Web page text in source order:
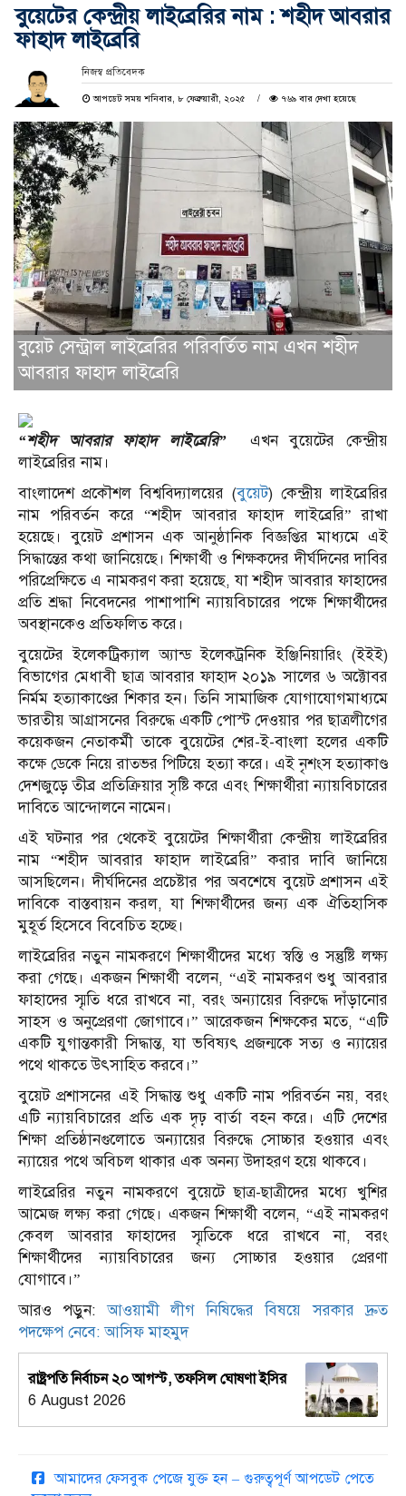
বুয়েটের কেন্দ্রীয় লাইব্রেরির নাম : শহীদ আবরার
ফাহাদ লাইব্রেরি
নিজস্ব প্রতিবেদক
আপডেট সময় শনিবার, ৮ ফেব্রুয়ারী, ২০২৫ ৭৬৯ বার দেখা হয়েছে
বুয়েট সেন্ট্রাল লাইব্রেরির পরিবর্তিত নাম এখন শহীদ
আবরার ফাহাদ লাইব্রেরি
“শহীদ আবরার ফাহাদ লাইব্রেরি” এখন বুয়েটের কেন্দ্রীয়
লাইব্রেরির নাম।
বাংলাদেশ প্রকৌশল বিশ্ববিদ্যালয়ের (বুয়েট) কেন্দ্রীয় লাইব্রেরির
নাম পরিবর্তন করে “শহীদ আবরার ফাহাদ লাইব্রেরি” রাখা
হয়েছে। বুয়েট প্রশাসন এক আনুষ্ঠানিক বিজ্ঞপ্তির মাধ্যমে এই
সিদ্ধান্তের কথা জানিয়েছে। শিক্ষার্থী ও শিক্ষকদের দীর্ঘদিনের দাবির
পরিপ্রেক্ষিতে এ নামকরণ করা হয়েছে, যা শহীদ আবরার ফাহাদের
প্রতি শ্রদ্ধা নিবেদনের পাশাপাশি ন্যায়বিচারের পক্ষে শিক্ষার্থীদের
অবস্থানকেও প্রতিফলিত করে।
বুয়েটের ইলেকট্রিক্যাল অ্যান্ড ইলেকট্রনিক ইঞ্জিনিয়ারিং (ইইই)
বিভাগের মেধাবী ছাত্র আবরার ফাহাদ ২০১৯ সালের ৬ অক্টোবর
নির্মম হত্যাকাণ্ডের শিকার হন। তিনি সামাজিক যোগাযোগমাধ্যমে
ভারতীয় আগ্রাসনের বিরুদ্ধে একটি পোস্ট দেওয়ার পর ছাত্রলীগের
কয়েকজন নেতাকর্মী তাকে বুয়েটের শের-ই-বাংলা হলের একটি
কক্ষে ডেকে নিয়ে রাতভর পিটিয়ে হত্যা করে। এই নৃশংস হত্যাকাণ্ড
দেশজুড়ে তীব্র প্রতিক্রিয়ার সৃষ্টি করে এবং শিক্ষার্থীরা ন্যায়বিচারের
দাবিতে আন্দোলনে নামেন।
এই ঘটনার পর থেকেই বুয়েটের শিক্ষার্থীরা কেন্দ্রীয় লাইব্রেরির
নাম “শহীদ আবরার ফাহাদ লাইব্রেরি” করার দাবি জানিয়ে
আসছিলেন। দীর্ঘদিনের প্রচেষ্টার পর অবশেষে বুয়েট প্রশাসন এই
দাবিকে বাস্তবায়ন করল, যা শিক্ষার্থীদের জন্য এক ঐতিহাসিক
মুহূর্ত হিসেবে বিবেচিত হচ্ছে।
লাইব্রেরির নতুন নামকরণে শিক্ষার্থীদের মধ্যে স্বস্তি ও সন্তুষ্টি লক্ষ্য
করা গেছে। একজন শিক্ষার্থী বলেন, “এই নামকরণ শুধু আবরার
ফাহাদের স্মৃতি ধরে রাখবে না, বরং অন্যায়ের বিরুদ্ধে দাঁড়ানোর
সাহস ও অনুপ্রেরণা জোগাবে।” আরেকজন শিক্ষকের মতে, “এটি
একটি যুগান্তকারী সিদ্ধান্ত, যা ভবিষ্যৎ প্রজন্মকে সত্য ও ন্যায়ের
পথে থাকতে উৎসাহিত করবে।”
বুয়েট প্রশাসনের এই সিদ্ধান্ত শুধু একটি নাম পরিবর্তন নয়, বরং
এটি ন্যায়বিচারের প্রতি এক দৃঢ় বার্তা বহন করে। এটি দেশের
শিক্ষা প্রতিষ্ঠানগুলোতে অন্যায়ের বিরুদ্ধে সোচ্চার হওয়ার এবং
ন্যায়ের পথে অবিচল থাকার এক অনন্য উদাহরণ হয়ে থাকবে।
লাইব্রেরির নতুন নামকরণে বুয়েটে ছাত্র-ছাত্রীদের মধ্যে খুশির
আমেজ লক্ষ্য করা গেছে। একজন শিক্ষার্থী বলেন, “এই নামকরণ
কেবল আবরার ফাহাদের স্মৃতিকে ধরে রাখবে না, বরং
শিক্ষার্থীদের ন্যায়বিচারের জন্য সোচ্চার হওয়ার প্রেরণা
যোগাবে।”
আরও পড়ুন:আওয়ামী লীগ নিষিদ্ধের বিষয়ে সরকার দ্রুত
পদক্ষেপ নেবে: আসিফ মাহমুদ
রাষ্ট্রপতি নির্বাচন ২০ আগস্ট, তফসিল ঘোষণা ইসির
6 August 2026
আমাদের ফেসবুক পেজে যুক্ত হন – গুরুত্বপূর্ণ আপডেট পেতে